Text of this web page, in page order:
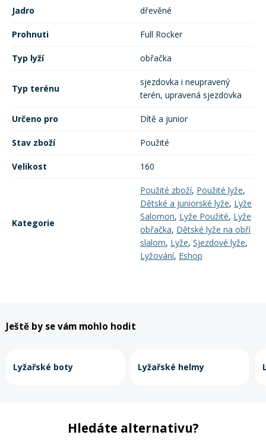
Jadro dřevěné
Prohnuti Full Rocker
Typ lyží obřačka
Typ terénu
sjezdovka i neupravený
terén, upravená sjezdovka
Určeno pro Dítě a junior
Stav zboží Použité
Velikost 160
Kategorie
Použité zboží, Použité lyže,
Dětské a juniorské lyže, Lyže
Salomon, Lyže Použité, Lyže
obřačka, Dětské lyže na obří
slalom, Lyže, Sjezdové lyže,
Lyžování, Eshop
Ještě by se vám mohlo hodit
Lyžařské boty Lyžařské helmy
Hledáte alternativu?